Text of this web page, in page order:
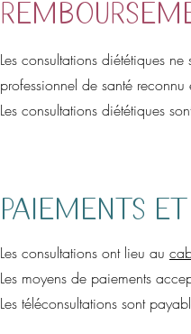
Les consultations diététiques
professionnel de santé
Les consultations diététiques
Paiements et
Les consultations ont lieu au
Les moyens de paiements
Les téléconsultations sont